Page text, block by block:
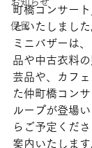
お知らせ
保留
町橋コンサー
といたしました
ミニバザーは
品や中古衣料
芸品や、カフ
た仲町橋コン
ループが登場
らご予定くだ
案内いたします